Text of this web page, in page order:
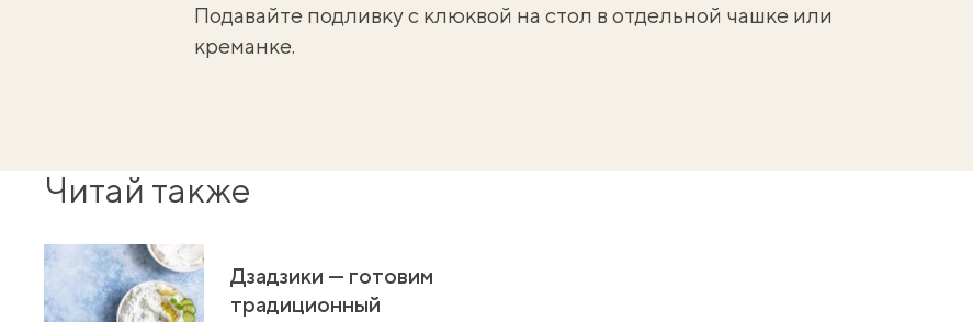
Подавайте подливку с клюквой на стол в отдельной чашке или
креманке.
Читай также
Дзадзики — готовим
традиционный